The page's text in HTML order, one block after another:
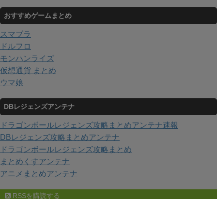
おすすめゲームまとめ
スマブラ
ドルフロ
モンハンライズ
仮想通貨 まとめ
ウマ娘
DBレジェンズアンテナ
ドラゴンボールレジェンズ攻略まとめアンテナ速報
DBレジェンズ攻略まとめアンテナ
ドラゴンボールレジェンズ攻略まとめ
まとめくすアンテナ
アニメまとめアンテナ
RSSを購読する